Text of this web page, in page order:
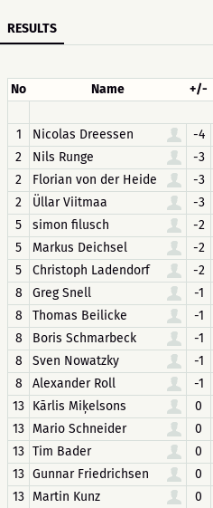
RESULTS
No Name +/-
1
Nicolas Dreessen -4
2
Nils Runge -3
2
Florian von der Heide -3
2
Üllar Viitmaa -3
5
simon filusch -2
5
Markus Deichsel -2
5
Christoph Ladendorf -2
8
Greg Snell -1
8
Thomas Beilicke -1
8
Boris Schmarbeck -1
8
Sven Nowatzky -1
8
Alexander Roll -1
13 Kārlis Miķelsons 0
13 Mario Schneider 0
13 Tim Bader 0
13 Gunnar Friedrichsen 0
13 Martin Kunz 0